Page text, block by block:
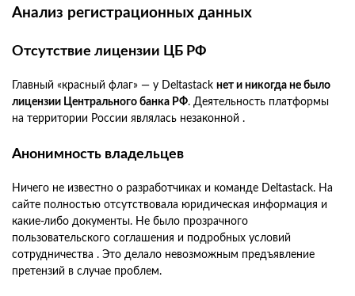
Анализ регистрационных данных
Отсутствие лицензии ЦБ РФ
Главный «красный флаг» — у Deltastack нет и никогда не было
лицензии Центрального банка РФ. Деятельность платформы
на территории России являлась незаконной .
Анонимность владельцев
Ничего не известно о разработчиках и команде Deltastack. На
сайте полностью отсутствовала юридическая информация и
какие-либо документы. Не было прозрачного
пользовательского соглашения и подробных условий
сотрудничества . Это делало невозможным предъявление
претензий в случае проблем.